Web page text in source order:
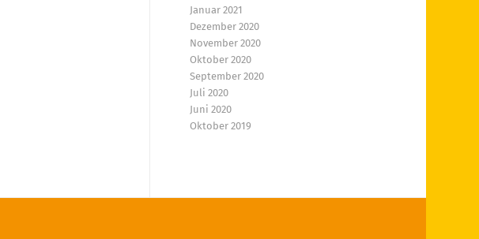
Januar 2021
Dezember 2020
November 2020
Oktober 2020
September 2020
Juli 2020
Juni 2020
Oktober 2019